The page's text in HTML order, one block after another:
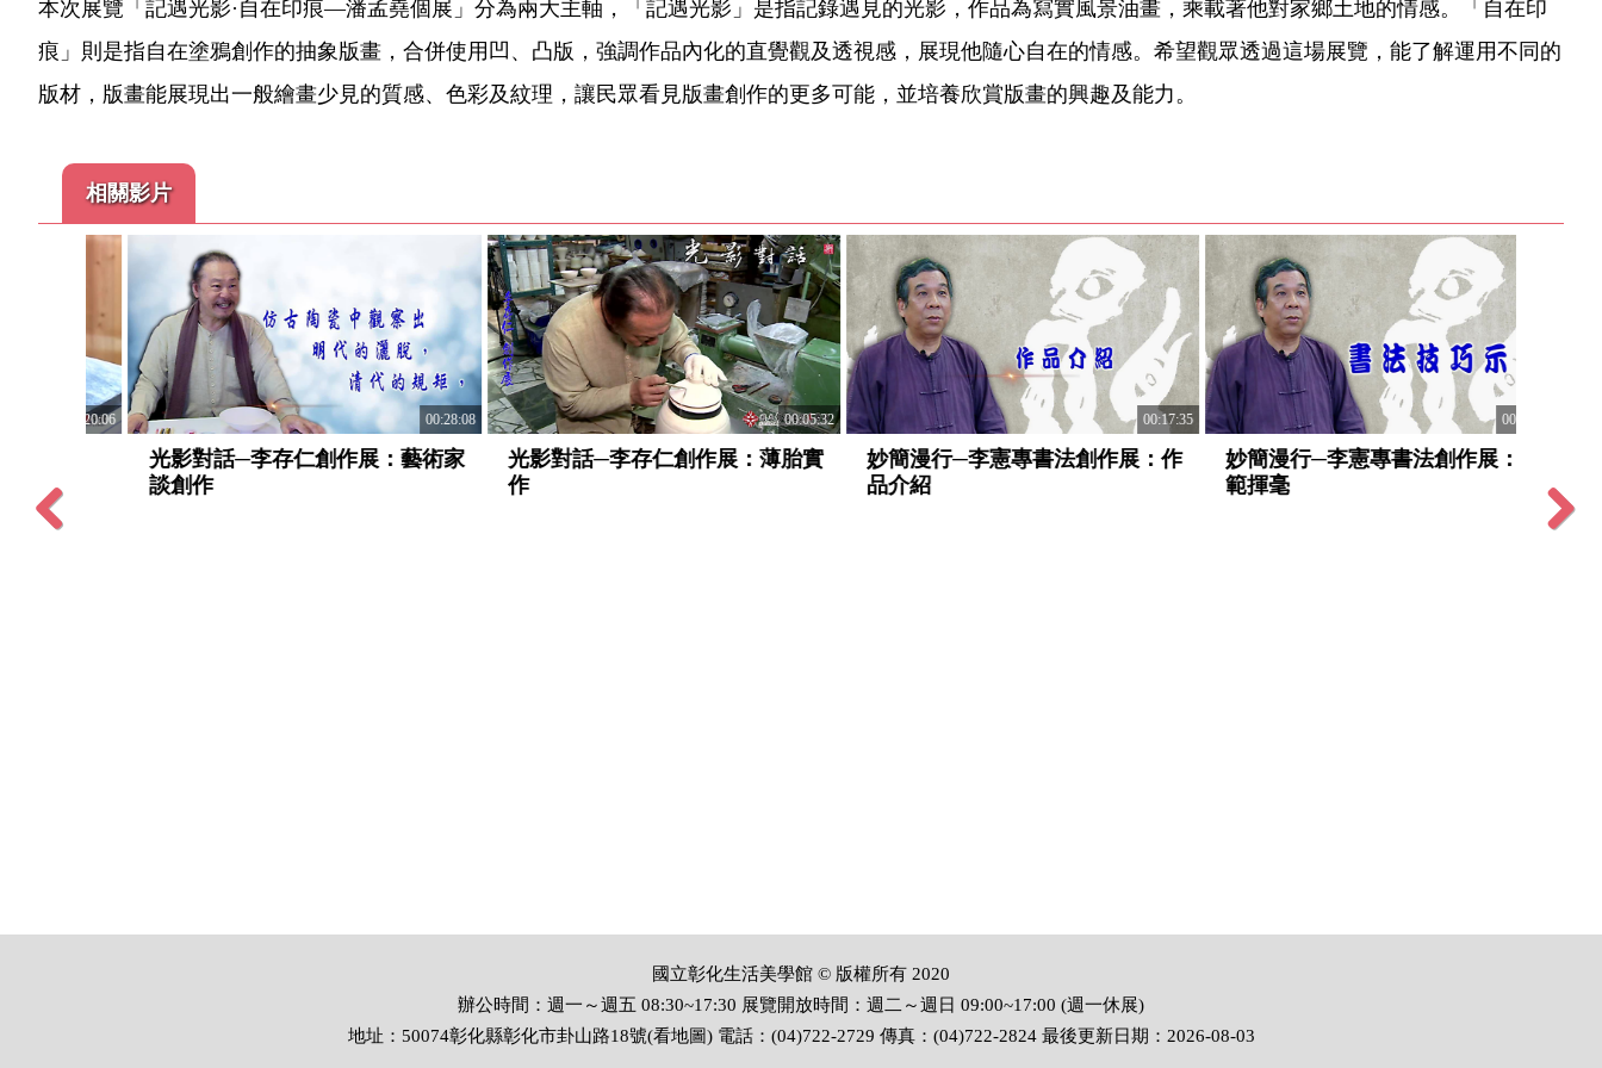
本次展覽「記遇光影·自在印痕—潘孟堯個展」分為兩大主軸，「記遇光影」是指記錄遇見的光影，作品為寫實風景油畫，乘載著他對家鄉土地的情感。「自在印
痕」則是指自在塗鴉創作的抽象版畫，合併使用凹、凸版，強調作品內化的直覺觀及透視感，展現他隨心自在的情感。希望觀眾透過這場展覽，能了解運用不同的
版材，版畫能展現出一般繪畫少見的質感、色彩及紋理，讓民眾看見版畫創作的更多可能，並培養欣賞版畫的興趣及能力。
相關影片
00:10:52
妙簡漫行─李憲專書法創作展：示
範揮毫
00:21:22
漾•視角─林世輝水彩創作展：藝
術家談創作
00:14:23
漾•視角─林世輝水彩創作展：作
品介紹
00:11:29
掬光焙影─林芳仕琉璃創作展
國立彰化生活美學館 © 版權所有 2020
辦公時間：週一～週五 08:30~17:30 展覽開放時間：週二～週日 09:00~17:00 (週一休展)
地址：50074彰化縣彰化市卦山路18號(看地圖) 電話：(04)722-2729 傳真：(04)722-2824 最後更新日期：2026-08-03